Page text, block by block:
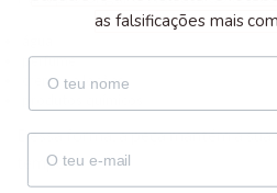
perfume
cremes e loções
Dessa forma, a peça mantém a
tempo.
as falsificações mais
nome
email